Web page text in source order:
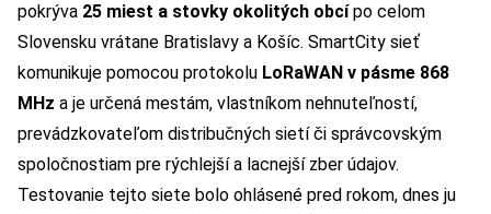
pokrýva 25 miest a stovky okolitých obcípo celom
Slovensku vrátane Bratislavy a Košíc. SmartCity sieť
komunikuje pomocou protokolu LoRaWAN v pásme 868
MHz a je určená mestám, vlastníkom nehnuteľností,
prevádzkovateľom distribučných sietí či správcovským
spoločnostiam pre rýchlejší a lacnejší zber údajov.
Testovanie tejto siete bolo ohlásené pred rokom, dnes ju